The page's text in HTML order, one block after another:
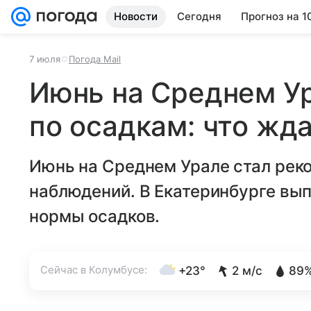
Новости Сегодня Прогноз на
7 июля Погода Mail
Июнь на Среднем
по осадкам: что
Июнь на Среднем Урале стал
наблюдений. В Екатеринбурге
нормы осадков.
Сейчас в Колумбусе: +23° 2 м/с